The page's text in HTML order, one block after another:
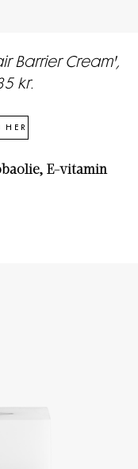
Barrier Cream',
kr.
E-vitamin